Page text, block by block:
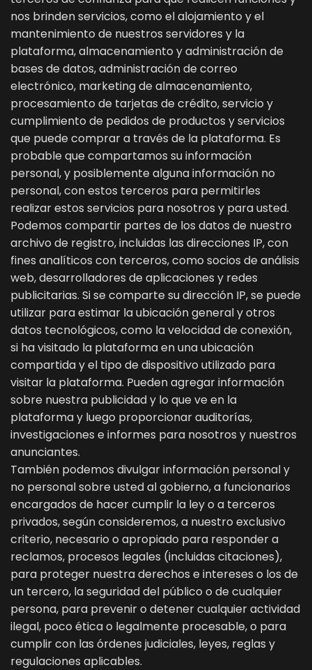
nos brinden servicios, como el alojamiento y el
mantenimiento de nuestros servidores y la
plataforma, almacenamiento y administración de
bases de datos, administración de correo
electrónico, marketing de almacenamiento,
procesamiento de tarjetas de crédito, servicio y
cumplimiento de pedidos de productos y servicios
que puede comprar a través de la plataforma. Es
probable que compartamos su información
personal, y posiblemente alguna información no
personal, con estos terceros para permitirles
realizar estos servicios para nosotros y para usted.
Podemos compartir partes de los datos de nuestro
archivo de registro, incluidas las direcciones IP, con
fines analíticos con terceros, como socios de análisis
web, desarrolladores de aplicaciones y redes
publicitarias. Si se comparte su dirección IP, se puede
utilizar para estimar la ubicación general y otros
datos tecnológicos, como la velocidad de conexión,
si ha visitado la plataforma en una ubicación
compartida y el tipo de dispositivo utilizado para
visitar la plataforma. Pueden agregar información
sobre nuestra publicidad y lo que ve en la
plataforma y luego proporcionar auditorías,
investigaciones e informes para nosotros y nuestros
anunciantes.
También podemos divulgar información personal y
no personal sobre usted al gobierno, a funcionarios
encargados de hacer cumplir la ley o a terceros
privados, según consideremos, a nuestro exclusivo
criterio, necesario o apropiado para responder a
reclamos, procesos legales (incluidas citaciones),
para proteger nuestra derechos e intereses o los de
un tercero, la seguridad del público o de cualquier
persona, para prevenir o detener cualquier actividad
ilegal, poco ética o legalmente procesable, o para
cumplir con las órdenes judiciales, leyes, reglas y
regulaciones aplicables.